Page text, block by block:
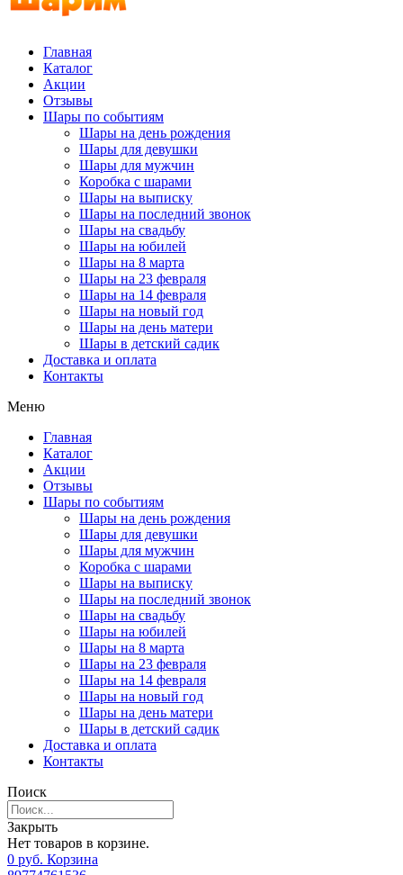
Главная
Каталог
Акции
Отзывы
Шары по событиям
Шары на день рождения
Шары для девушки
Шары для мужчин
Коробка с шарами
Шары на выписку
Шары на последний звонок
Шары на свадьбу
Шары на юбилей
Шары на 8 марта
Шары на 23 февраля
Шары на 14 февраля
Шары на новый год
Шары на день матери
Шары в детский садик
Доставка и оплата
Контакты
Меню
Главная
Каталог
Акции
Отзывы
Шары по событиям
Шары на день рождения
Шары для девушки
Шары для мужчин
Коробка с шарами
Шары на выписку
Шары на последний звонок
Шары на свадьбу
Шары на юбилей
Шары на 8 марта
Шары на 23 февраля
Шары на 14 февраля
Шары на новый год
Шары на день матери
Шары в детский садик
Доставка и оплата
Контакты
Поиск
Закрыть
Нет товаров в корзине.
0 руб. Корзина